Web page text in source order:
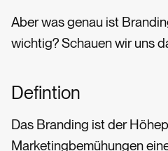
Aber was genau ist
wichtig? Schauen wir uns
Defintion
Das Branding ist der
Marketingbemühungen